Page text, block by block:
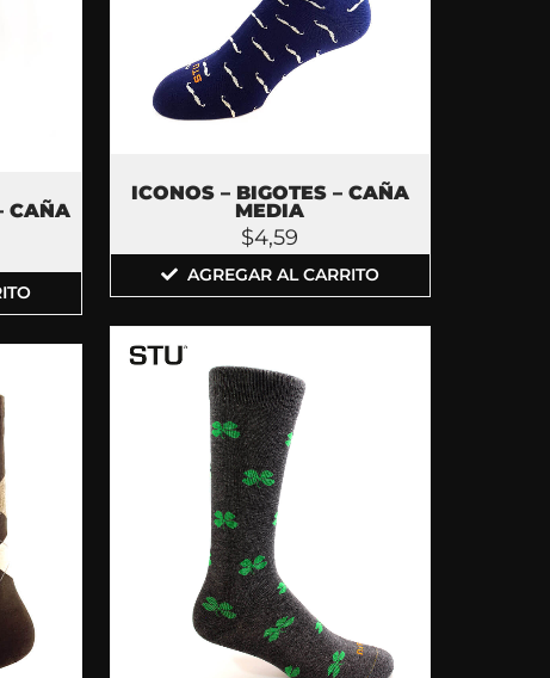
ICONOS – BIGOTES – CAÑA
MEDIA
$4,59
AGREGAR AL CARRITO
CAÑA